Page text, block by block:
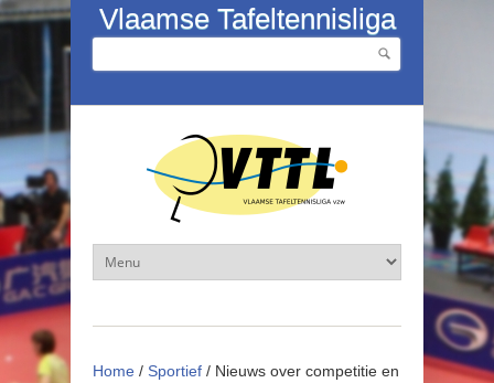
Overslaan en naar de inhoud gaan
Vlaamse Tafeltennisliga
Zoekveld
Home / Sportief / Nieuws over competitie en